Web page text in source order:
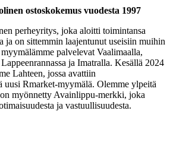
ostoskokemus vuodesta 1997
perheyritys, joka aloitti toimintansa
ja on sittemmin laajentunut useisiin muihin
palvelevat Vaalimaalla,
ja Imatralla. Kesällä 2024
Lahteen, jossa avattiin
uusi Rmarket-myymälä. Olemme ylpeitä
myönnetty Avainlippu-merkki, joka
ja vastuullisuudesta.